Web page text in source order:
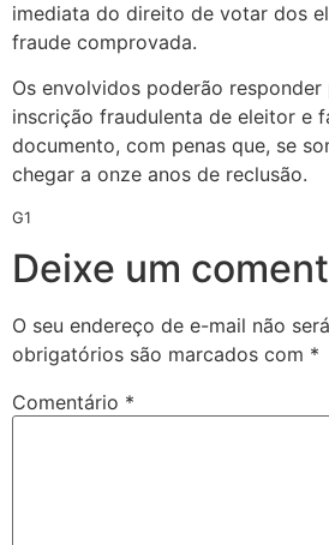
imediata do direito de votar dos
fraude comprovada.
Os envolvidos poderão
inscrição fraudulenta de eleitor e
documento, com penas que, se
chegar a onze anos de reclusão.
G1
Deixe um
O seu endereço de e-mail não
obrigatórios são marcados com *
Comentário *